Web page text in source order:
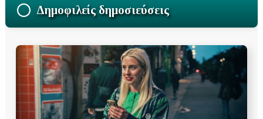
Δημοφιλείς δημοσιεύσεις